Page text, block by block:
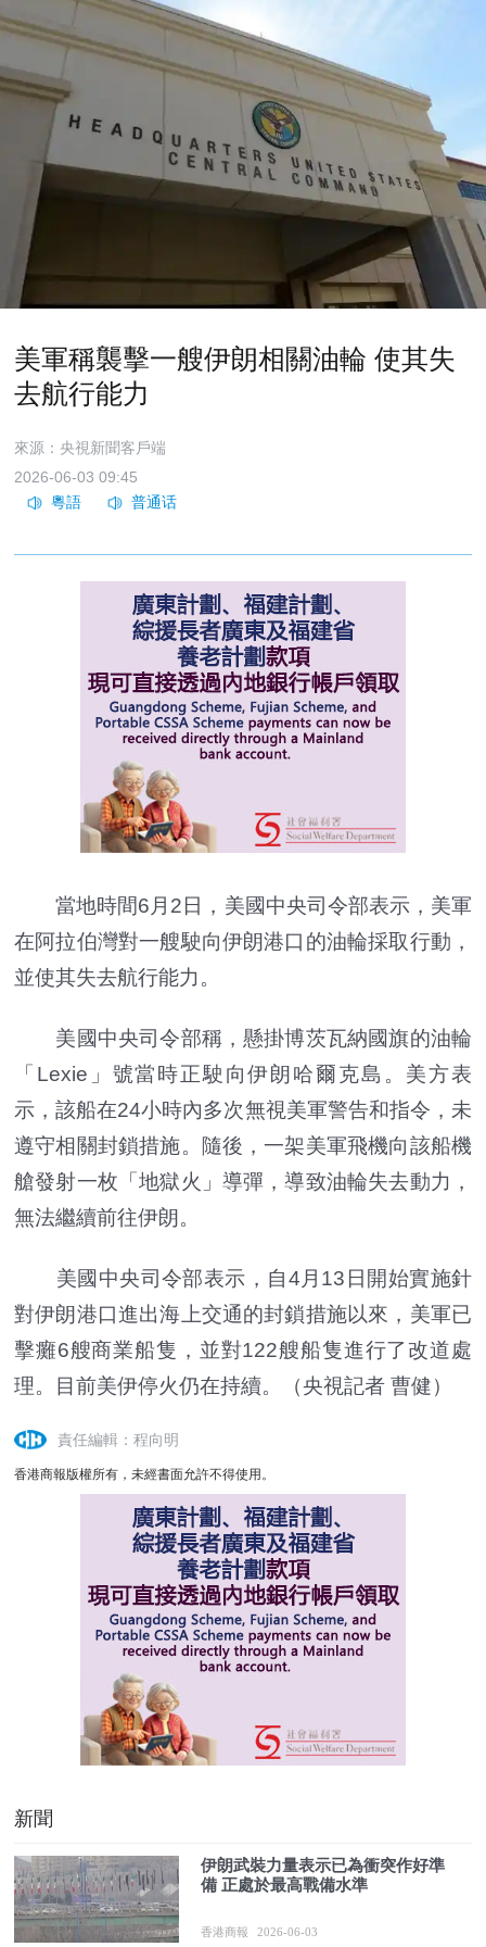
美軍稱襲擊一艘伊朗相關油輪 使其失
去航行能力
來源：央視新聞客戶端
2026-06-03 09:45
當地時間6月2日，美國中央司令部表示，美軍
在阿拉伯灣對一艘駛向伊朗港口的油輪採取行動，
並使其失去航行能力。
美國中央司令部稱，懸掛博茨瓦納國旗的油輪
「Lexie」號當時正駛向伊朗哈爾克島。美方表
示，該船在24小時內多次無視美軍警告和指令，未
遵守相關封鎖措施。隨後，一架美軍飛機向該船機
艙發射一枚「地獄火」導彈，導致油輪失去動力，
無法繼續前往伊朗。
美國中央司令部表示，自4月13日開始實施針
對伊朗港口進出海上交通的封鎖措施以來，美軍已
擊癱6艘商業船隻，並對122艘船隻進行了改道處
理。目前美伊停火仍在持續。（央視記者 曹健）
責任編輯：程向明
香港商報版權所有，未經書面允許不得使用。
新聞
伊朗武裝力量表示已為衝突作好準
備 正處於最高戰備水準
香港商報 2026-06-03